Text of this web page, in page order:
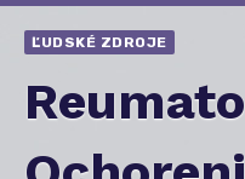
ĽUDSKÉ ZDROJE